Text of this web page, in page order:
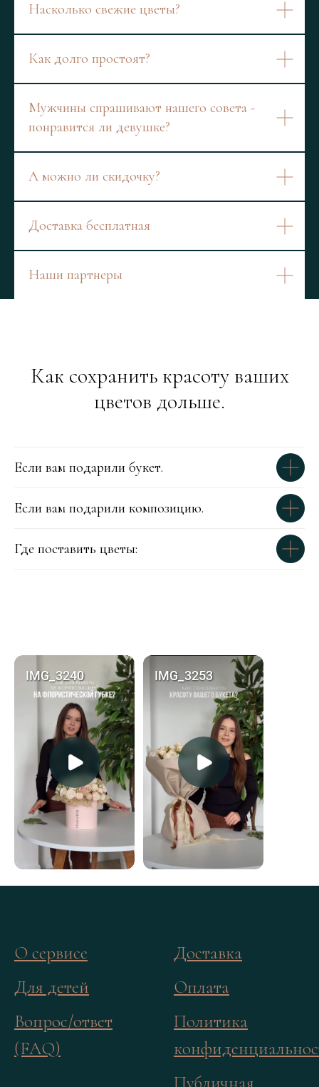
Насколько свежие цветы?
Как долго простоят?
Мужчины спрашивают нашего совета -
понравится ли девушке?
А можно ли скидочку?
Доставка бесплатная
Наши партнеры
Как сохранить красоту ваших
цветов дольше.
Если вам подарили букет.
Если вам подарили композицию.
Где поставить цветы:
О сервисе
Для детей
Вопрос/ответ
(FAQ)
Доставка
Оплата
Политика
Публичная